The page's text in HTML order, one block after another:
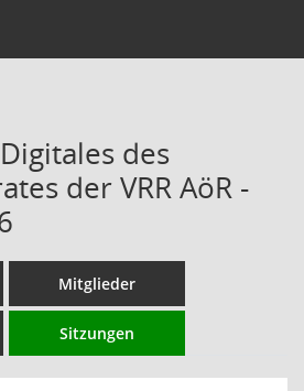
des
der VRR AöR -
Mitglieder
Sitzungen